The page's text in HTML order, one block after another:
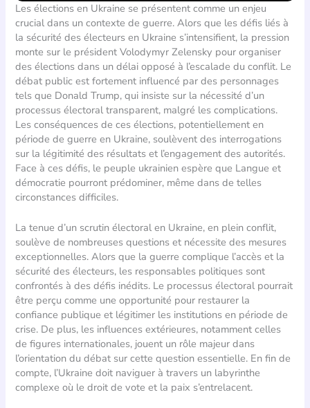
Les élections en Ukraine se présentent comme un enjeu
crucial dans un contexte de guerre. Alors que les défis liés à
la sécurité des électeurs en Ukraine s’intensifient, la pression
monte sur le président Volodymyr Zelensky pour organiser
des élections dans un délai opposé à l’escalade du conflit. Le
débat public est fortement influencé par des personnages
tels que Donald Trump, qui insiste sur la nécessité d’un
processus électoral transparent, malgré les complications.
Les conséquences de ces élections, potentiellement en
période de guerre en Ukraine, soulèvent des interrogations
sur la légitimité des résultats et l’engagement des autorités.
Face à ces défis, le peuple ukrainien espère que Langue et
démocratie pourront prédominer, même dans de telles
circonstances difficiles.
La tenue d’un scrutin électoral en Ukraine, en plein conflit,
soulève de nombreuses questions et nécessite des mesures
exceptionnelles. Alors que la guerre complique l’accès et la
sécurité des électeurs, les responsables politiques sont
confrontés à des défis inédits. Le processus électoral pourrait
être perçu comme une opportunité pour restaurer la
confiance publique et légitimer les institutions en période de
crise. De plus, les influences extérieures, notamment celles
de figures internationales, jouent un rôle majeur dans
l’orientation du débat sur cette question essentielle. En fin de
compte, l’Ukraine doit naviguer à travers un labyrinthe
complexe où le droit de vote et la paix s’entrelacent.